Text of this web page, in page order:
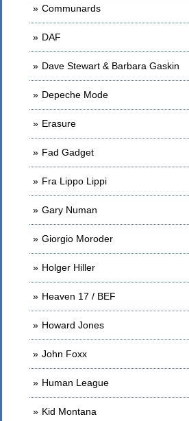
Communards
DAF
Dave Stewart & Barbara Gaskin
Depeche Mode
Erasure
Fad Gadget
Fra Lippo Lippi
Gary Numan
Giorgio Moroder
Holger Hiller
Heaven 17 / BEF
Howard Jones
John Foxx
Human League
Kid Montana